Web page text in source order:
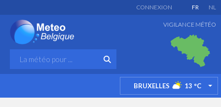
FR NL
CONNEXION
VIGILANCE MÉTÉO
BRUXELLES 13 °C